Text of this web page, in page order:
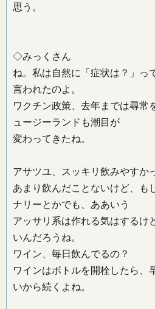
思う。
◇みっくさん
ね。私は自然に「症状は？」っ
言われたのよ。
ワクチン政策、去年までは尋常
ュージーランドも潮目が
変わってきたね。
アサツユ、スッキリ飲みやすか
あまり飲んだことないけど、も
ナリーとかでも、ああいう
アッサリ系は作れる気はするけ
いんだろうね。
ワイン、毎日飲んでるの？
ワインはボトルを開栓したら、
いから続くよね。